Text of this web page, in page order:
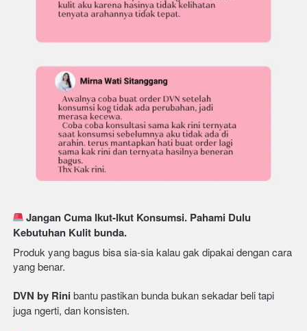
Jangan Cuma Ikut-Ikut Konsumsi. Pahami Dulu
Kebutuhan Kulit bunda.
Produk yang bagus bisa sia-sia kalau gak dipakai dengan cara
yang benar.
DVN by Rini bantu pastikan bunda bukan sekadar beli tapi
juga ngerti, dan konsisten.